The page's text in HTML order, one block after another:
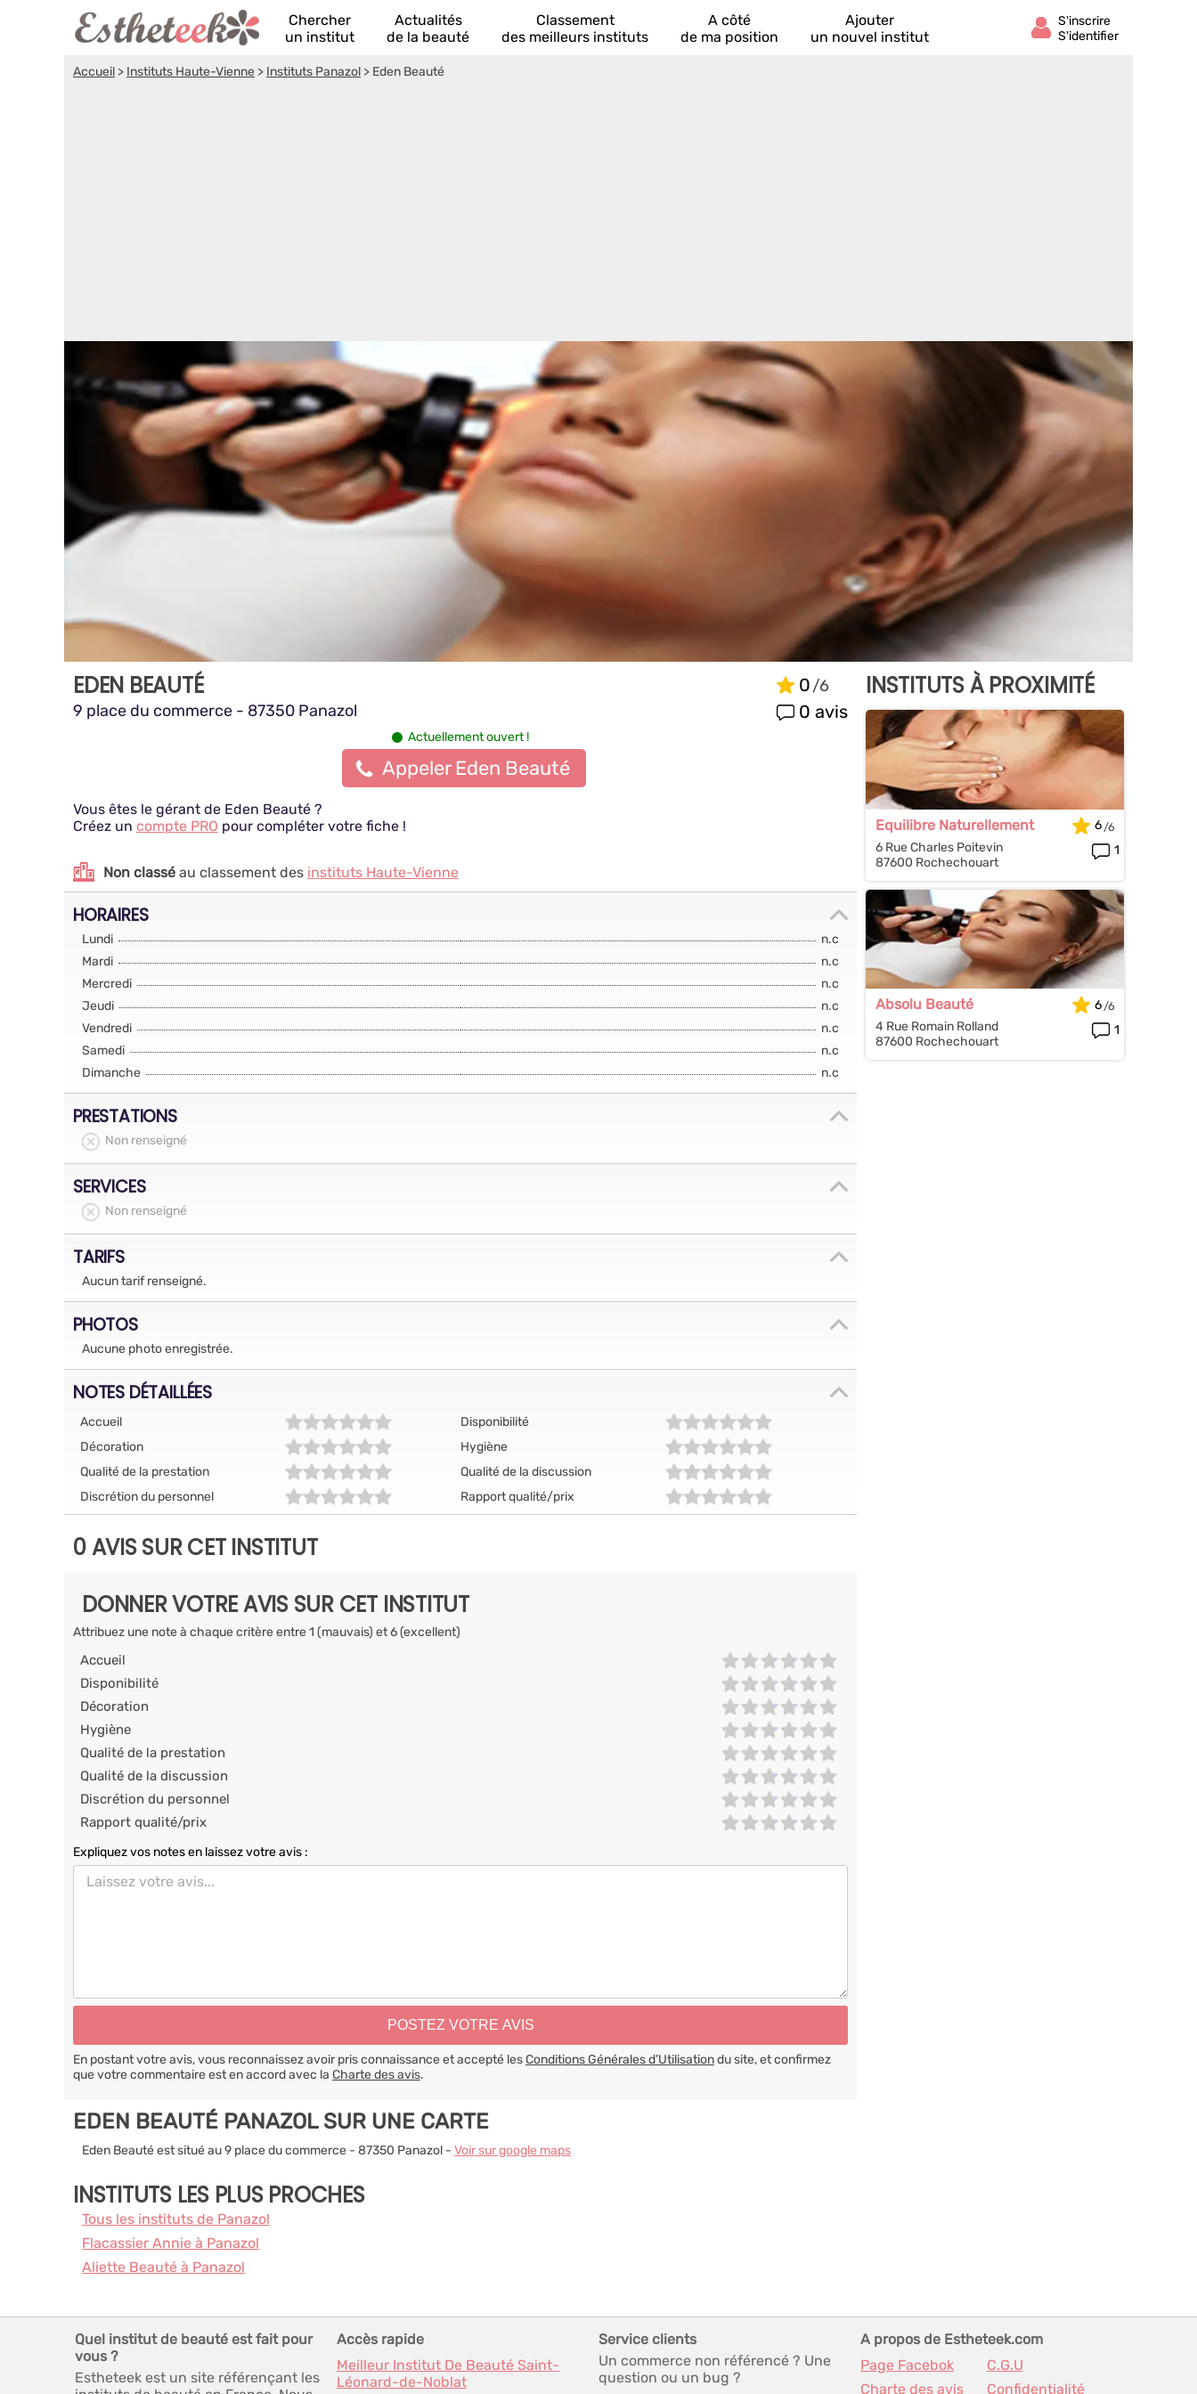
Chercher
un institut
Actualités
de la beauté
Classement
des meilleurs instituts
A côté
de ma position
Ajouter
un nouvel institut
Accueil > Instituts Haute-Vienne > Instituts Panazol > Eden Beauté
EDEN BEAUTÉ
9 place du commerce - 87350 Panazol
0
0 avis
Actuellement ouvert !
Appeler Eden Beauté
Vous êtes le gérant de Eden Beauté ?
Créez un compte PRO pour compléter votre fiche !
Non classé au classement des instituts Haute-Vienne
HORAIRES
Lundi
n.c
Mardi
n.c
Mercredi
n.c
Jeudi
n.c
Vendredi
n.c
Samedi
n.c
Dimanche
n.c
PRESTATIONS
Non renseigné
SERVICES
Non renseigné
TARIFS
Aucun tarif renseigné.
PHOTOS
Aucune photo enregistrée.
NOTES DÉTAILLÉES
Accueil
Disponibilité
Décoration
Hygiène
Qualité de la prestation
Qualité de la discussion
Discrétion du personnel
Rapport qualité/prix
0 AVIS SUR CET INSTITUT
DONNER VOTRE AVIS SUR CET INSTITUT
Attribuez une note à chaque critère entre 1 (mauvais) et 6 (excellent)
Accueil
Disponibilité
Décoration
Hygiène
Qualité de la prestation
Qualité de la discussion
Discrétion du personnel
Rapport qualité/prix
Expliquez vos notes en laissez votre avis :
En postant votre avis, vous reconnaissez avoir pris connaissance et accepté lesConditions Générales d’Utilisationdu site, et confirmez
que votre commentaire est en accord avec la Charte des avis.
EDEN BEAUTÉ PANAZOL SUR UNE CARTE
Eden Beauté est situé au 9 place du commerce - 87350 Panazol - Voir sur google maps
INSTITUTS LES PLUS PROCHES
Tous les instituts de Panazol
Flacassier Annie à Panazol
Aliette Beauté à Panazol
INSTITUTS À PROXIMITÉ
Equilibre Naturellement
6 Rue Charles Poitevin
87600 Rochechouart
6
1
Absolu Beauté
4 Rue Romain Rolland
87600 Rochechouart
6
1
Quel institut de beauté est fait pour
vous ?
Estheteek est un site référençant les
Accès rapide
Meilleur Institut De Beauté Saint-
Léonard-de-Noblat
Service clients
Un commerce non référencé ? Une
question ou un bug ?
A propos de Estheteek.com
Page Facebok
C.G.U
Charte des avis
Confidentialité